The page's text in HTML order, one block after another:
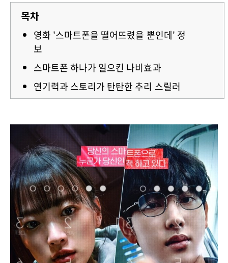
목차
영화 '스마트폰을 떨어뜨렸을 뿐인데' 정
보
스마트폰 하나가 일으킨 나비효과
연기력과 스토리가 탄탄한 추리 스릴러